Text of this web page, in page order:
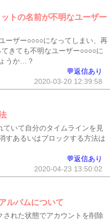
トの名前が不明なユーザー
ーザー○○○○になってしまい、再
きても不明なユーザー○○○○に
うか…？
💬返信あり
2020-03-20 12:39:58
いて自分のタイムラインを見
すあるいはブロックする方法は
💬返信あり
2020-04-23 13:50:02
ルバムについて
された状態でアカウントを削除